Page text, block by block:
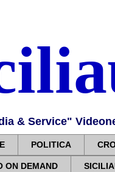
& Service"
POLITICA
ON DEMAND